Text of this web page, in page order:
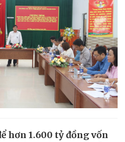
hơn 1.600 tỷ đồng vốn